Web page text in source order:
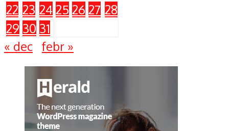
22 23 2425 26 27 28
29 30 31
« dec febr »